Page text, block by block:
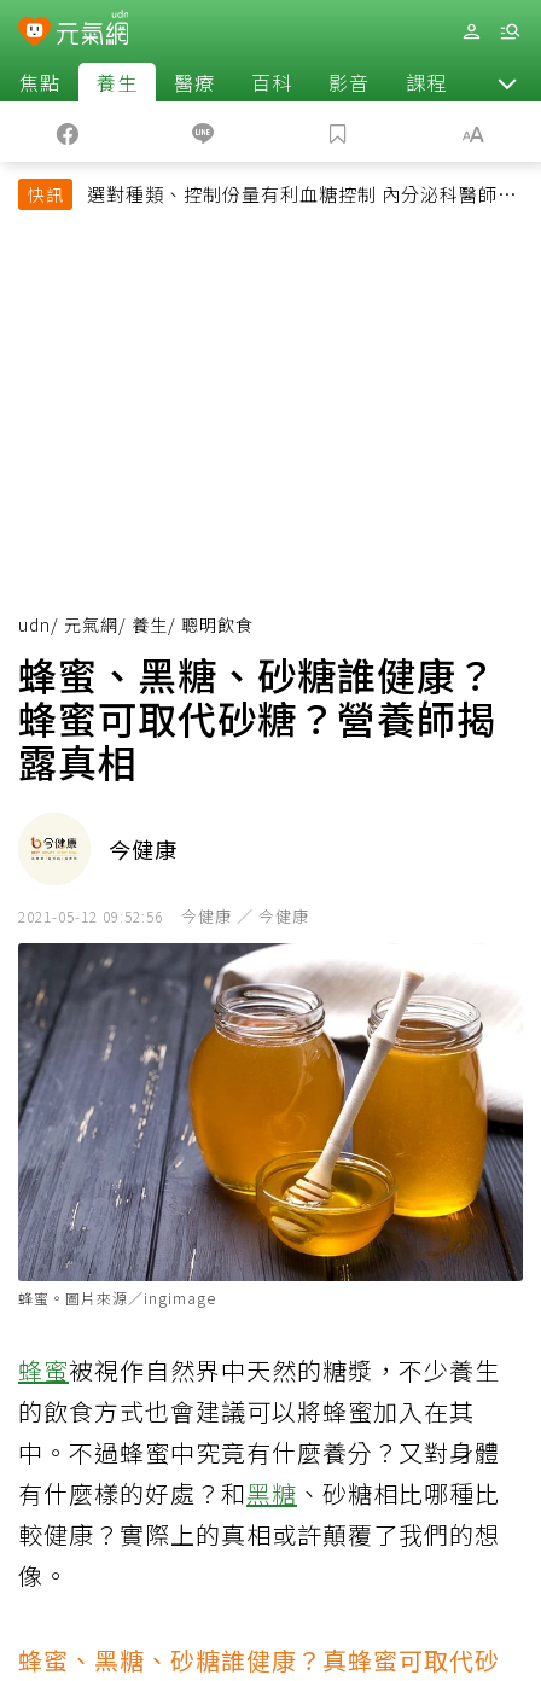
焦點 養生 醫療 百科 影音 課程 退休
快訊
選對種類、控制份量有利血糖控制 內分泌科醫師最
udn/ 元氣網/ 養生/ 聰明飲食
蜂蜜、黑糖、砂糖誰健康？
蜂蜜可取代砂糖？營養師揭
露真相
今健康
2021-05-12 09:52:56 今健康 ／ 今健康
蜂蜜。圖片來源／ingimage
蜂蜜被視作自然界中天然的糖漿，不少養生
的飲食方式也會建議可以將蜂蜜加入在其
中。不過蜂蜜中究竟有什麼養分？又對身體
有什麼樣的好處？和黑糖 、砂糖相比哪種比
較健康？實際上的真相或許顛覆了我們的想
像。
蜂蜜、黑糖、砂糖誰健康？真蜂蜜可取代砂